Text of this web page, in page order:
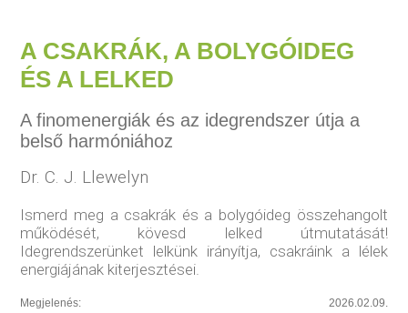
A CSAKRÁK, A BOLYGÓIDEG
ÉS A LELKED
A finomenergiák és az idegrendszer útja a
belső harmóniához
Dr. C. J. Llewelyn
Ismerd meg a csakrák és a bolygóideg összehangolt
működését, kövesd lelked útmutatását!
Idegrendszerünket lelkünk irányítja, csakráink a lélek
energiájának kiterjesztései.
Megjelenés:
2026.02.09.